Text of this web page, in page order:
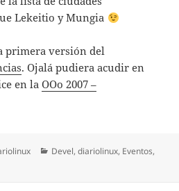
Lekeitio y Mungia
primera versión del
. Ojalá pudiera acudir en
en laOOo 2007 –
Categorías
Devel,diariolinux, Eventos,